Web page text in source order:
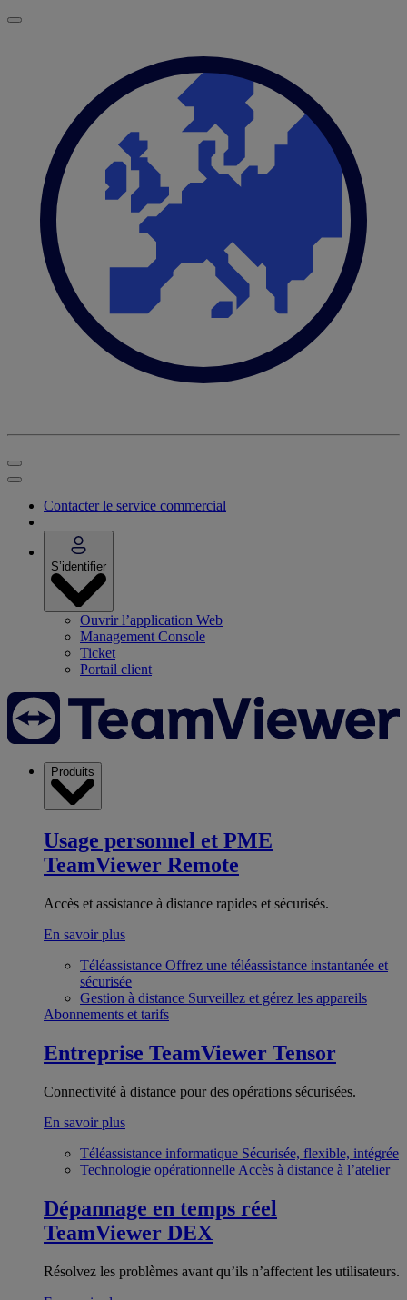
Contacter le service commercial
S’identifier
Ouvrir l’application Web
Management Console
Ticket
Portail client
Produits
Usage personnel et PME
TeamViewer Remote
Accès et assistance à distance rapides et sécurisés.
En savoir plus
Téléassistance Offrez une téléassistance instantanée et
sécurisée
Gestion à distance Surveillez et gérez les appareils
Abonnements et tarifs
Entreprise TeamViewer Tensor
Connectivité à distance pour des opérations sécurisées.
En savoir plus
Téléassistance informatique Sécurisée, flexible, intégrée
Technologie opérationnelle Accès à distance à l’atelier
Dépannage en temps réel
TeamViewer DEX
Résolvez les problèmes avant qu’ils n’affectent les utilisateurs.